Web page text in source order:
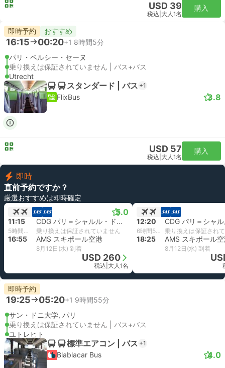
USD 39
税込 大人1名
購入
即時予約 おすすめ
16:15 00:20+1 8時間5分
パリ・ベルシー・セーヌ
乗り換えは保証されていません | バス+バス
Utrecht
スタンダード | バス +1
FlixBus 3.8
USD 57
税込 大人1名
購入
即時
直前予約ですか？
厳選おすすめは即時確定
5.0
11:15 CDG パリ＝シャルル・ド・ゴール空港, パリ
5時間40分 乗り換えは保証されていません
16:55 AMS スキポール空港
8月12日(水) 到着
USD 260
税込 大人1名
12:20
6時間5分 乗り換えは保証され
18:25 AMS スキポール
8月12日(水) 到着
即時予約
19:25 05:20+1 9時間55分
サン・ドニ大学, パリ
乗り換えは保証されていません | バス+バス
ユトレヒト
標準エアコン | バス +1
Blablacar Bus 4.0